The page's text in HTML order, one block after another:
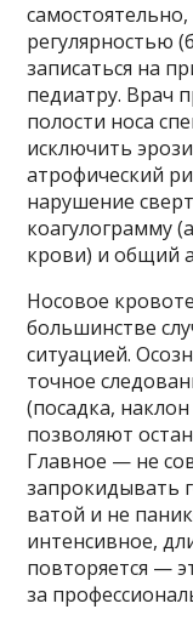
регулярностью
записаться на
педиатру. Врач
полости носа
исключить
атрофический
нарушение
коагулограмму
крови) и общий
Носовое
большинстве
ситуацией.
точное
(посадка,
позволяют
Главное — не
запрокидывать
ватой и не
интенсивное,
повторяется —
за